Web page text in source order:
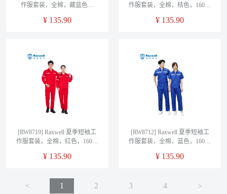
作服套装，全棉，藏蓝色，
¥ 135.90
作服套装，全棉，桔色，160，
¥ 135.90
[RW8719] Raxwell 夏季短袖工
作服套装，全棉，红色，160，
¥ 135.90
[RW8712] Raxwell 夏季短袖工
作服套装，全棉，蓝色，160，
¥ 135.90
< 1 2 3 4 <